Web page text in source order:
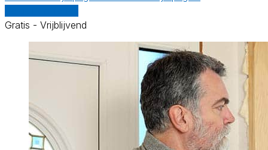
Gratis - Vrijblijvend